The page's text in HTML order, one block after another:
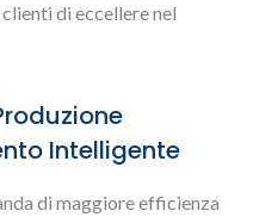
di eccellere nel
Intelligente
di maggiore efficienza